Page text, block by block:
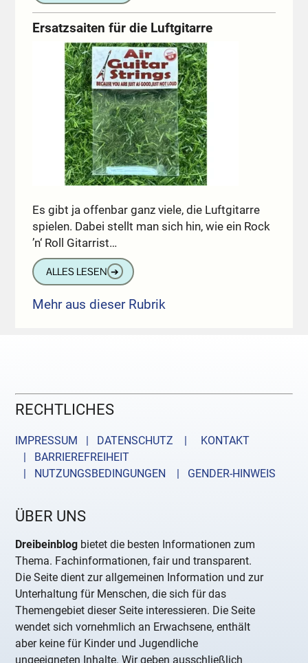
Ersatzsaiten für die Luftgitarre
Es gibt ja offenbar ganz viele, die Luftgitarre
spielen. Dabei stellt man sich hin, wie ein Rock
’n‘ Roll Gitarrist…
ALLES LESEN ➔
Mehr aus dieser Rubrik
RECHTLICHES
IMPRESSUM | DATENSCHUTZ |
KONTAKT
| BARRIEREFREIHEIT
| NUTZUNGSBEDINGUNGEN
| GENDER-HINWEIS
ÜBER UNS
Dreibeinblog bietet die besten Informationen zum
Thema. Fachinformationen, fair und transparent.
Die Seite dient zur allgemeinen Information und zur
Unterhaltung für Menschen, die sich für das
Themengebiet dieser Seite interessieren. Die Seite
wendet sich vornehmlich an Erwachsene, enthält
aber keine für Kinder und Jugendliche
ungeeigneten Inhalte. Wir geben ausschließlich